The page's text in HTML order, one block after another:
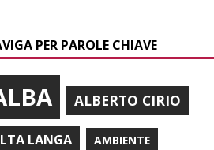
PER PAROLE CHIAVE
ALBERTO CIRIO
LANGA AMBIENTE